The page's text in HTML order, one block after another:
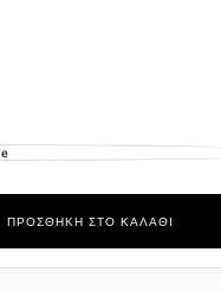
ΠΡΟΣΘΉΚΗ ΣΤΟ ΚΑΛΆΘΙ